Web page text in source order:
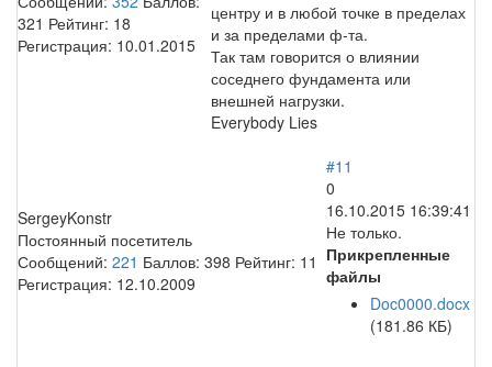
321 Рейтинг: 18
Регистрация: 10.01.2015
центру и в любой точке в пределах
и за пределами ф-та.
Так там говорится о влиянии
соседнего фундамента или
внешней нагрузки.
Everybody Lies
SergeyKonstr
Постоянный посетитель
Сообщений: 221 Баллов: 398 Рейтинг: 11
Регистрация: 12.10.2009
#11
0
16.10.2015 16:39:41
Не только.
Прикрепленные
файлы
Doc0000.docx
(181.86 КБ)